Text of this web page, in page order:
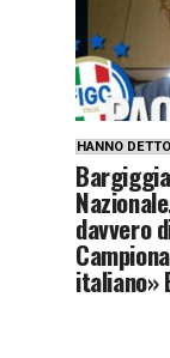
HANNO DETTO
davvero
italiano»